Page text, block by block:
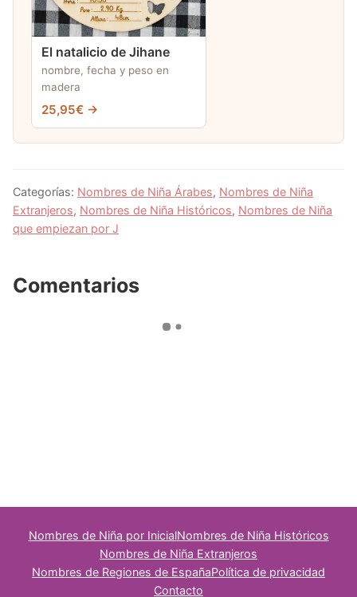
El natalicio de Jihane
nombre, fecha y peso en
madera
25,95€ →
Categorías: Nombres de Niña Árabes, Nombres de Niña
Extranjeros, Nombres de Niña Históricos, Nombres de Niña
que empiezan por J
Comentarios
Nombres de Niña por InicialNombres de Niña Históricos
Nombres de Niña Extranjeros
Nombres de Regiones de EspañaPolítica de privacidad
Contacto